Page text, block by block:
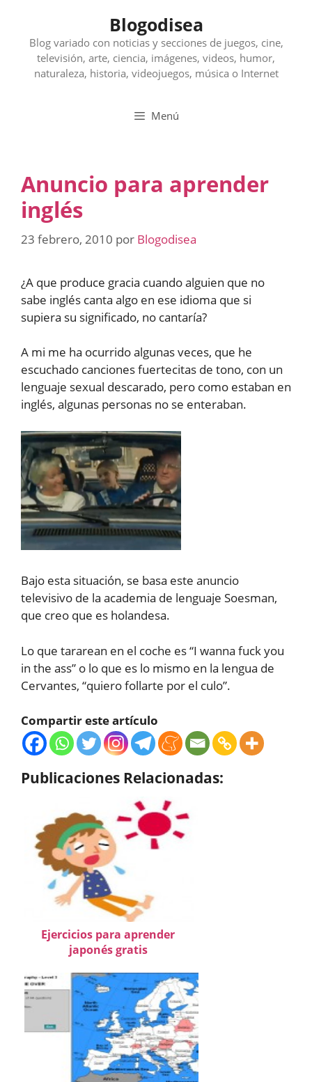
contenido
Blogodisea
Blog variado con noticias y secciones de juegos, cine,
televisión, arte, ciencia, imágenes, videos, humor,
naturaleza, historia, videojuegos, música o Internet
Menú
Anuncio para aprender
inglés
23 febrero, 2010 por Blogodisea
¿A que produce gracia cuando alguien que no
sabe inglés canta algo en ese idioma que si
supiera su significado, no cantaría?
A mi me ha ocurrido algunas veces, que he
escuchado canciones fuertecitas de tono, con un
lenguaje sexual descarado, pero como estaban en
inglés, algunas personas no se enteraban.
Bajo esta situación, se basa este anuncio
televisivo de la academia de lenguaje Soesman,
que creo que es holandesa.
Lo que tararean en el coche es “I wanna fuck you
in the ass” o lo que es lo mismo en la lengua de
Cervantes, “quiero follarte por el culo”.
Compartir este artículo
Publicaciones Relacionadas:
Ejercicios para aprender
japonés gratis